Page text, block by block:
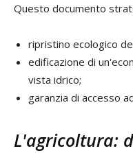
Questo documento
ripristino ecologico
edificazione di
vista idrico;
garanzia di accesso
L'agricoltura: